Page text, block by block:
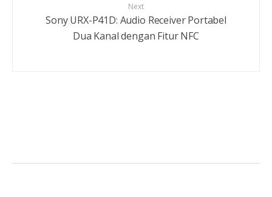
Next
Sony URX-P41D: Audio Receiver Portabel
Dua Kanal dengan Fitur NFC